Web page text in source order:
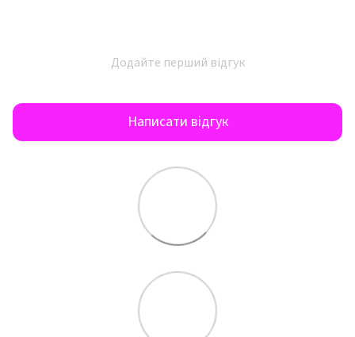
Додайте перший відгук
Написати відгук